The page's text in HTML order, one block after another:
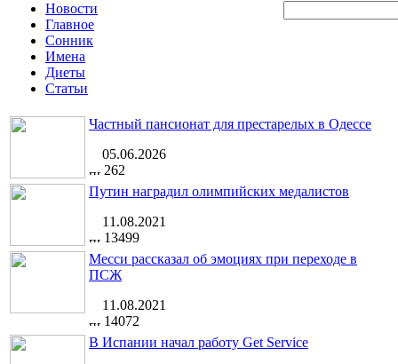
Новости
Главное
Сонник
Имена
Диеты
Статьи
Частный пансионат для престарелых в Одессе
05.06.2026
262
Путин наградил олимпийских медалистов
11.08.2021
13499
Месси рассказал об эмоциях при переходе в
ПСЖ
11.08.2021
14072
В Испании начал работу Get Service